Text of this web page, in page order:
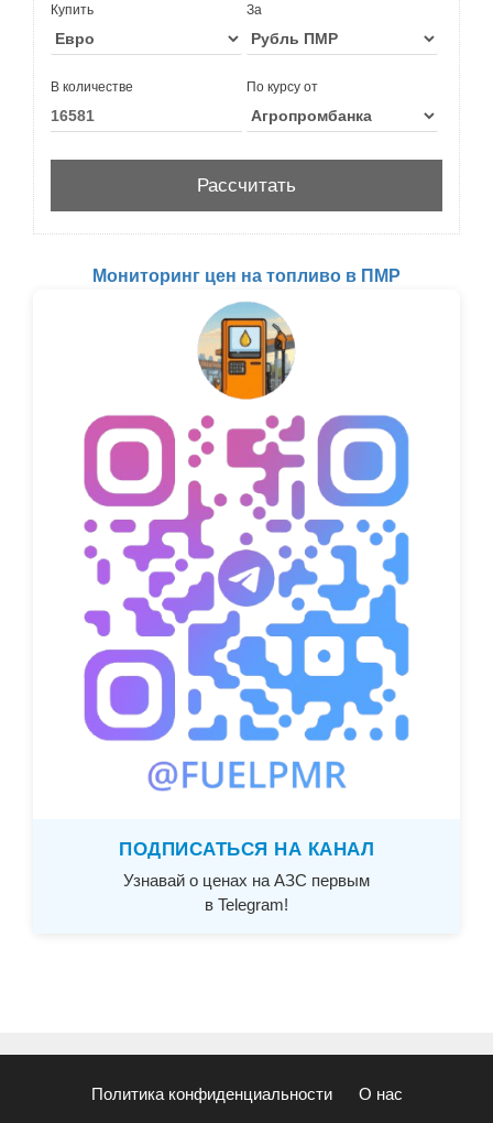
Купить За
В количестве По курсу от
Мониторинг цен на топливо в ПМР
ПОДПИСАТЬСЯ НА КАНАЛ
Узнавай о ценах на АЗС первым
в Telegram!
Политика конфиденциальности О нас